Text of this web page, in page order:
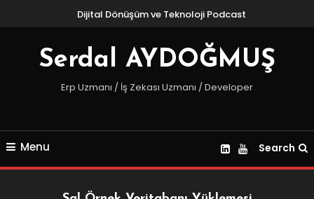
Content
Dijital Dönüşüm ve Teknoloji Podcast
Serdal AYDOĞMUŞ
Erp Uzmanı / İş Zekası Uzmanı / Developer
Menu Search